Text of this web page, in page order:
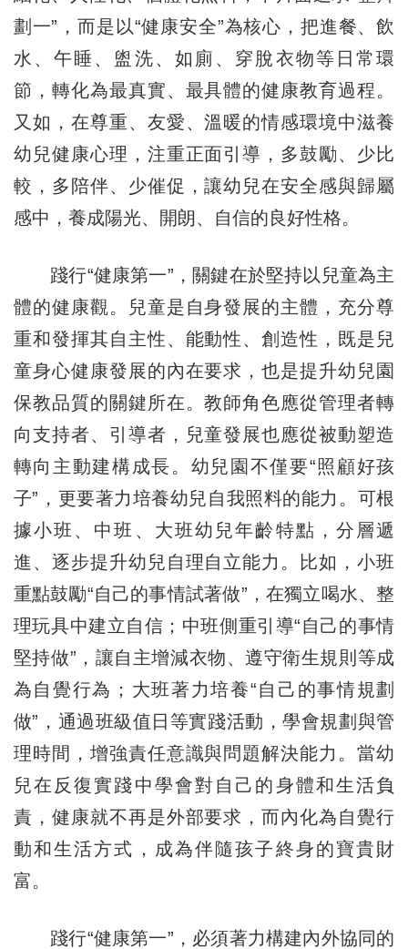
劃一”，而是以“健康安全”為核心，把進餐、飲
水、午睡、盥洗、如廁、穿脫衣物等日常環
節，轉化為最真實、最具體的健康教育過程。
又如，在尊重、友愛、溫暖的情感環境中滋養
幼兒健康心理，注重正面引導，多鼓勵、少比
較，多陪伴、少催促，讓幼兒在安全感與歸屬
感中，養成陽光、開朗、自信的良好性格。
踐行“健康第一”，關鍵在於堅持以兒童為主
體的健康觀。兒童是自身發展的主體，充分尊
重和發揮其自主性、能動性、創造性，既是兒
童身心健康發展的內在要求，也是提升幼兒園
保教品質的關鍵所在。教師角色應從管理者轉
向支持者、引導者，兒童發展也應從被動塑造
轉向主動建構成長。幼兒園不僅要“照顧好孩
子”，更要著力培養幼兒自我照料的能力。可根
據小班、中班、大班幼兒年齡特點，分層遞
進、逐步提升幼兒自理自立能力。比如，小班
重點鼓勵“自己的事情試著做”，在獨立喝水、整
理玩具中建立自信；中班側重引導“自己的事情
堅持做”，讓自主增減衣物、遵守衛生規則等成
為自覺行為；大班著力培養“自己的事情規劃
做”，通過班級值日等實踐活動，學會規劃與管
理時間，增強責任意識與問題解決能力。當幼
兒在反復實踐中學會對自己的身體和生活負
責，健康就不再是外部要求，而內化為自覺行
動和生活方式，成為伴隨孩子終身的寶貴財
富。
踐行“健康第一”，必須著力構建內外協同的